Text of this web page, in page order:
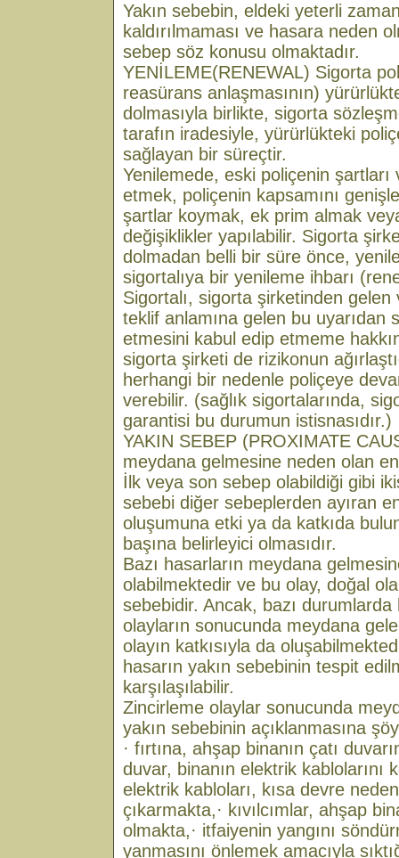
Yakın sebebin, eldeki yeterli
kaldırılmaması ve hasara neden
sebep söz konusu olmaktadır.
YENİLEME(RENEWAL) Sigorta
reasürans anlaşmasının)
dolmasıyla birlikte, sigorta
tarafın iradesiyle, yürürlükteki
sağlayan bir süreçtir.
Yenilemede, eski poliçenin
etmek, poliçenin kapsamını
şartlar koymak, ek prim almak
değişiklikler yapılabilir. Sigorta
dolmadan belli bir süre önce,
sigortalıya bir yenileme ihbarı
Sigortalı, sigorta şirketinden gelen
teklif anlamına gelen bu uyarıdan
etmesini kabul edip etmeme
sigorta şirketi de rizikonun
herhangi bir nedenle poliçeye
verebilir. (sağlık sigortalarında,
garantisi bu durumun istisnasıdır.)
YAKIN SEBEP (PROXIMATE
meydana gelmesine neden olan
İlk veya son sebep olabildiği gibi
sebebi diğer sebeplerden ayıran
oluşumuna etki ya da katkıda
başına belirleyici olmasıdır.
Bazı hasarların meydana
olabilmektedir ve bu olay, doğal
sebebidir. Ancak, bazı
olayların sonucunda meydana
olayın katkısıyla da
hasarın yakın sebebinin tespit
karşılaşılabilir.
Zincirleme olaylar sonucunda
yakın sebebinin açıklanmasına
· fırtına, ahşap binanın çatı
duvar, binanın elektrik kablolarını
elektrik kabloları, kısa devre
çıkarmakta,· kıvılcımlar, ahşap
olmakta,· itfaiyenin yangını
yanmasını önlemek amacıyla